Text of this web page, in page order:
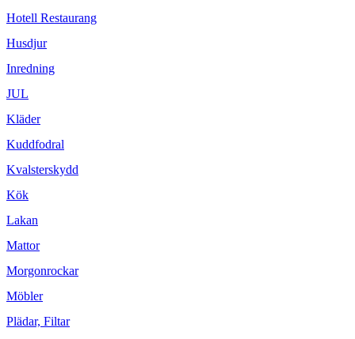
Hotell Restaurang
Husdjur
Inredning
JUL
Kläder
Kuddfodral
Kvalsterskydd
Kök
Lakan
Mattor
Morgonrockar
Möbler
Plädar, Filtar